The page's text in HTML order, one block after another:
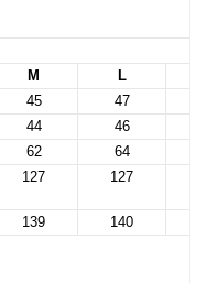
M L
45 47
44 46
62 64
127 127
139 140